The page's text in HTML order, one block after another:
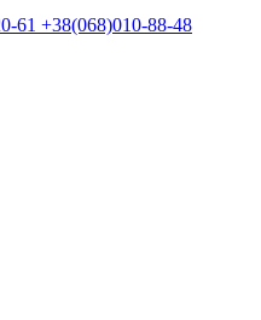
61 +38(068)010-88-48